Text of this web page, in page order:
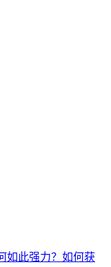
如此强力？如何获